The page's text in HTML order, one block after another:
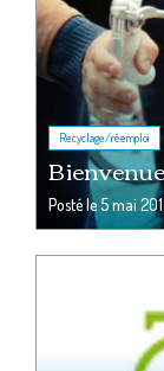
Recyclage/réemploi
Posté le5 mai